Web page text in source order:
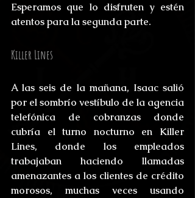
Esperamos que lo disfruten y estén
atentos para la segunda parte.
Killer Lines
A las seis de la mañana, Isaac salió
por el sombrío vestíbulo de la agencia
telefónica de cobranzas donde
cubría el turno nocturno en Killer
Lines, donde los empleados
trabajaban haciendo llamadas
amenazantes a los clientes de crédito
morosos, muchas veces usando